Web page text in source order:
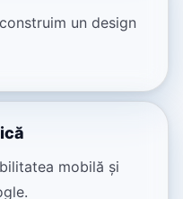
un design
mobilă și